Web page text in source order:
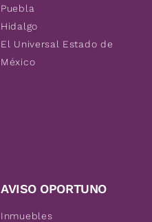
Puebla
Hidalgo
El Universal Estado de
México
AVISO OPORTUNO
Inmuebles